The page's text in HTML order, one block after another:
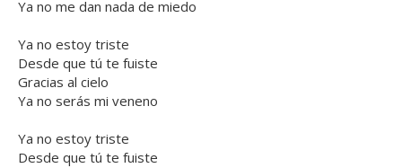
Ya no me dan nada de miedo
Ya no estoy triste
Desde que tú te fuiste
Gracias al cielo
Ya no serás mi veneno
Ya no estoy triste
Desde que tú te fuiste